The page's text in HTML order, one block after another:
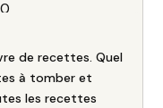
de recettes. Quel
à tomber et
les recettes